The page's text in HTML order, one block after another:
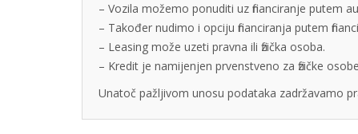
– Vozila možemo ponuditi uz financiranje putem
– Također nudimo i opciju financiranja putem
– Leasing može uzeti pravna ili fizička osoba.
– Kredit je namijenjen prvenstveno za fizičke
Unatoč pažljivom unosu podataka zadržavamo